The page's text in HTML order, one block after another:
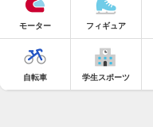
モーター フィギュア
自転車 学生スポーツ